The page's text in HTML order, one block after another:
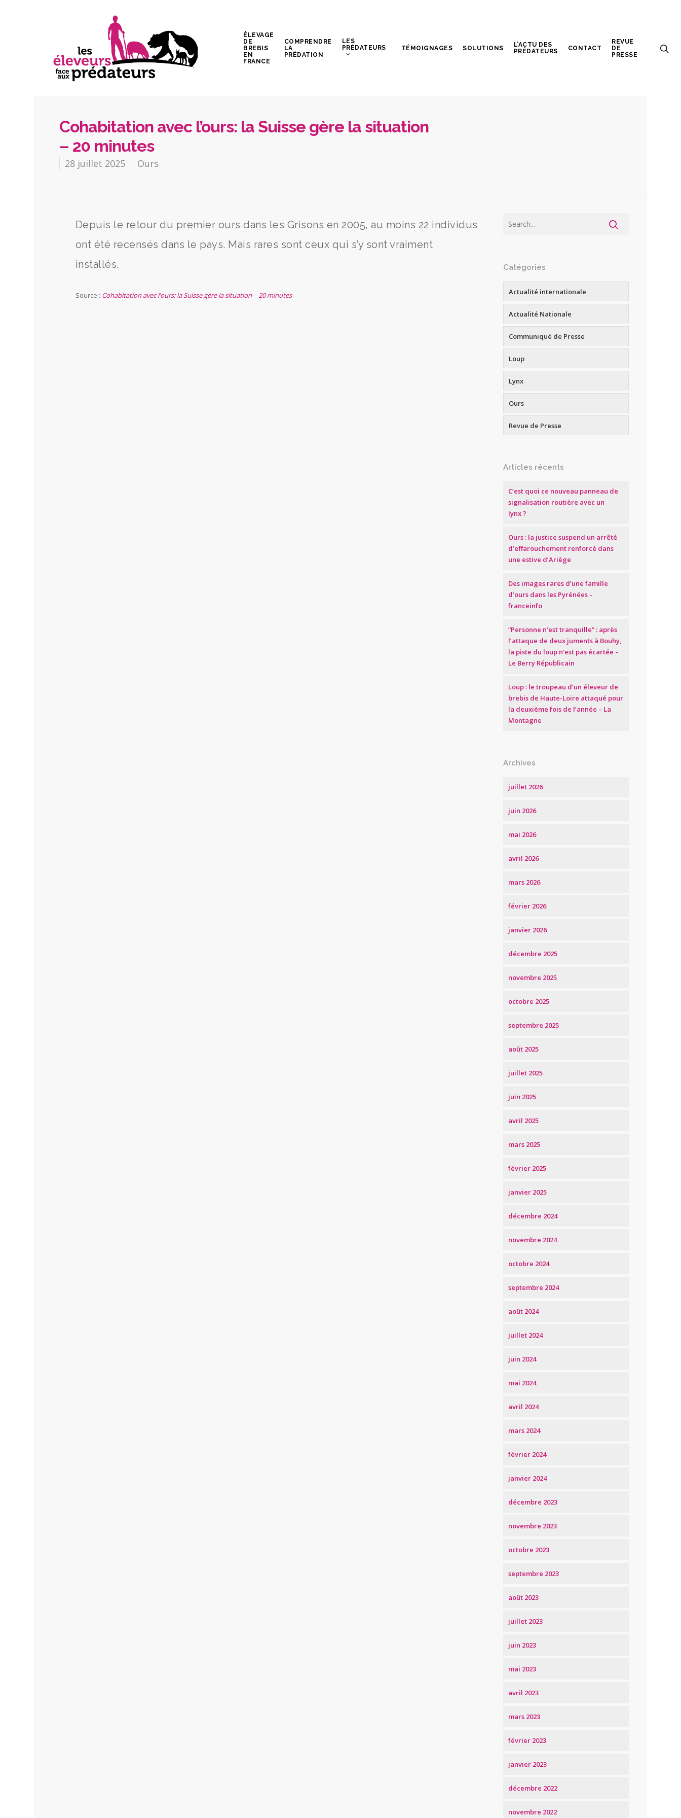
ÉLEVAGE
DE
BREBIS
EN
FRANCE
COMPRENDRE
LA
PRÉDATION
LES
PRÉDATEURS
TÉMOIGNAGES SOLUTIONS
L’ACTU DES
PRÉDATEURS
CONTACT
REVUE
DE
PRESSE
Cohabitation avec l’ours: la Suisse gère la situation
– 20 minutes
28 juillet 2025 Ours
Depuis le retour du premier ours dans les Grisons en 2005, au moins 22 individus
ont été recensés dans le pays. Mais rares sont ceux qui s’y sont vraiment
installés.
Source : Cohabitation avec l’ours: la Suisse gère la situation – 20 minutes
Catégories
Actualité internationale
Actualité Nationale
Communiqué de Presse
Loup
Lynx
Ours
Revue de Presse
Articles récents
C’est quoi ce nouveau panneau de
signalisation routière avec un
lynx ?
Ours : la justice suspend un arrêté
d’effarouchement renforcé dans
une estive d’Ariège
Des images rares d’une famille
d’ours dans les Pyrénées –
franceinfo
“Personne n’est tranquille” : après
l’attaque de deux juments à Bouhy,
la piste du loup n’est pas écartée –
Le Berry Républicain
Loup : le troupeau d’un éleveur de
brebis de Haute-Loire attaqué pour
la deuxième fois de l’année – La
Montagne
Archives
juillet 2026
juin 2026
mai 2026
avril 2026
mars 2026
février 2026
janvier 2026
décembre 2025
novembre 2025
octobre 2025
septembre 2025
août 2025
juillet 2025
juin 2025
avril 2025
mars 2025
février 2025
janvier 2025
décembre 2024
novembre 2024
octobre 2024
septembre 2024
août 2024
juillet 2024
juin 2024
mai 2024
avril 2024
mars 2024
février 2024
janvier 2024
décembre 2023
novembre 2023
octobre 2023
septembre 2023
août 2023
juillet 2023
juin 2023
mai 2023
avril 2023
mars 2023
février 2023
janvier 2023
décembre 2022
novembre 2022